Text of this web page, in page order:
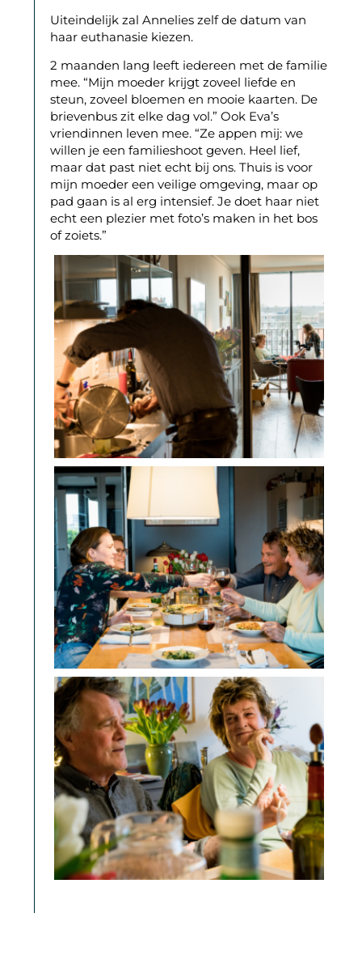
Uiteindelijk zal Annelies zelf de datum van
haar euthanasie kiezen.
2 maanden lang leeft iedereen met de familie
mee. “Mijn moeder krijgt zoveel liefde en
steun, zoveel bloemen en mooie kaarten. De
brievenbus zit elke dag vol.” Ook Eva’s
vriendinnen leven mee. “Ze appen mij: we
willen je een familieshoot geven. Heel lief,
maar dat past niet echt bij ons. Thuis is voor
mijn moeder een veilige omgeving, maar op
pad gaan is al erg intensief. Je doet haar niet
echt een plezier met foto’s maken in het bos
of zoiets.”